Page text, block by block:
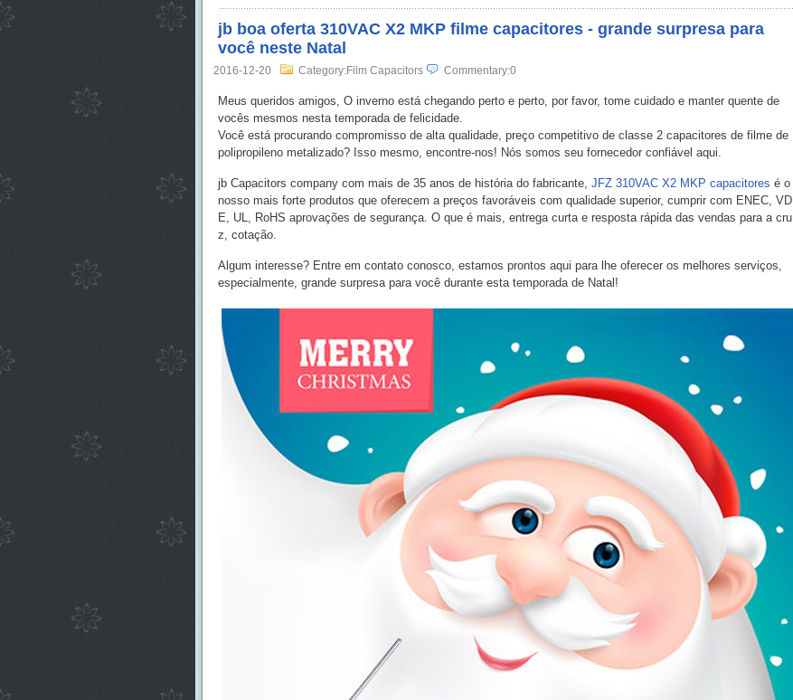
jb boa oferta 310VAC X2 MKP filme capacitores - grande surpresa para
você neste Natal
2016-12-20 Category:Film Capacitors Commentary:0
Meus queridos amigos, O inverno está chegando perto e perto, por favor, tome cuidado e manter quente de
vocês mesmos nesta temporada de felicidade.
Você está procurando compromisso de alta qualidade, preço competitivo de classe 2 capacitores de filme de
polipropileno metalizado? Isso mesmo, encontre-nos! Nós somos seu fornecedor confiável aqui.
jb Capacitors company com mais de 35 anos de história do fabricante, JFZ 310VAC X2 MKP capacitores é o
nosso mais forte produtos que oferecem a preços favoráveis com qualidade superior, cumprir com ENEC, VD
E, UL, RoHS aprovações de segurança. O que é mais, entrega curta e resposta rápida das vendas para a cru
z, cotação.
Algum interesse? Entre em contato conosco, estamos prontos aqui para lhe oferecer os melhores serviços,
especialmente, grande surpresa para você durante esta temporada de Natal!